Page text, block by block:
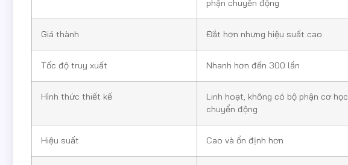
phận chuyển động
Giá thành Đắt hơn nhưng hiệu suất cao
Tốc độ truy xuất Nhanh hơn đến 300 lần
Hình thức thiết kế
Linh hoạt, không có bộ phận cơ học
chuyển động
Hiệu suất Cao và ổn định hơn